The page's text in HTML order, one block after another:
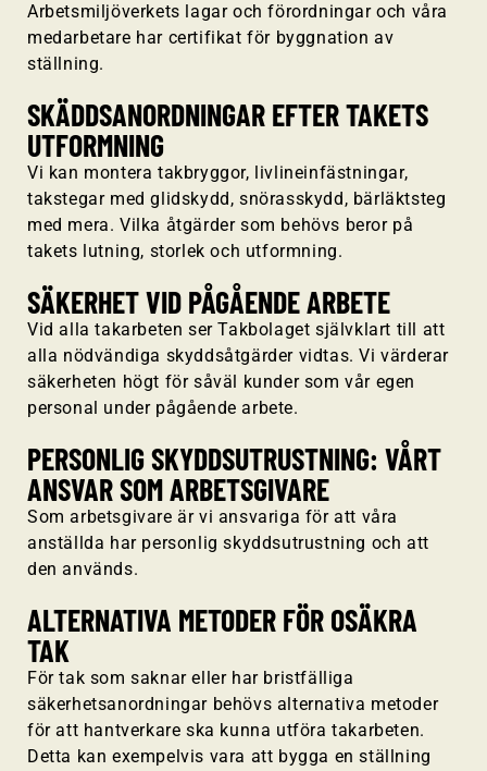
Arbetsmiljöverkets lagar och förordningar och våra
medarbetare har certifikat för byggnation av
ställning.
SKÄDDSANORDNINGAR EFTER TAKETS
UTFORMNING
Vi kan montera takbryggor, livlineinfästningar,
takstegar med glidskydd, snörasskydd, bärläktsteg
med mera. Vilka åtgärder som behövs beror på
takets lutning, storlek och utformning.
SÄKERHET VID PÅGÅENDE ARBETE
Vid alla takarbeten ser Takbolaget självklart till att
alla nödvändiga skyddsåtgärder vidtas. Vi värderar
säkerheten högt för såväl kunder som vår egen
personal under pågående arbete.
PERSONLIG SKYDDSUTRUSTNING: VÅRT
ANSVAR SOM ARBETSGIVARE
Som arbetsgivare är vi ansvariga för att våra
anställda har personlig skyddsutrustning och att
den används.
ALTERNATIVA METODER FÖR OSÄKRA
TAK
För tak som saknar eller har bristfälliga
säkerhetsanordningar behövs alternativa metoder
för att hantverkare ska kunna utföra takarbeten.
Detta kan exempelvis vara att bygga en ställning